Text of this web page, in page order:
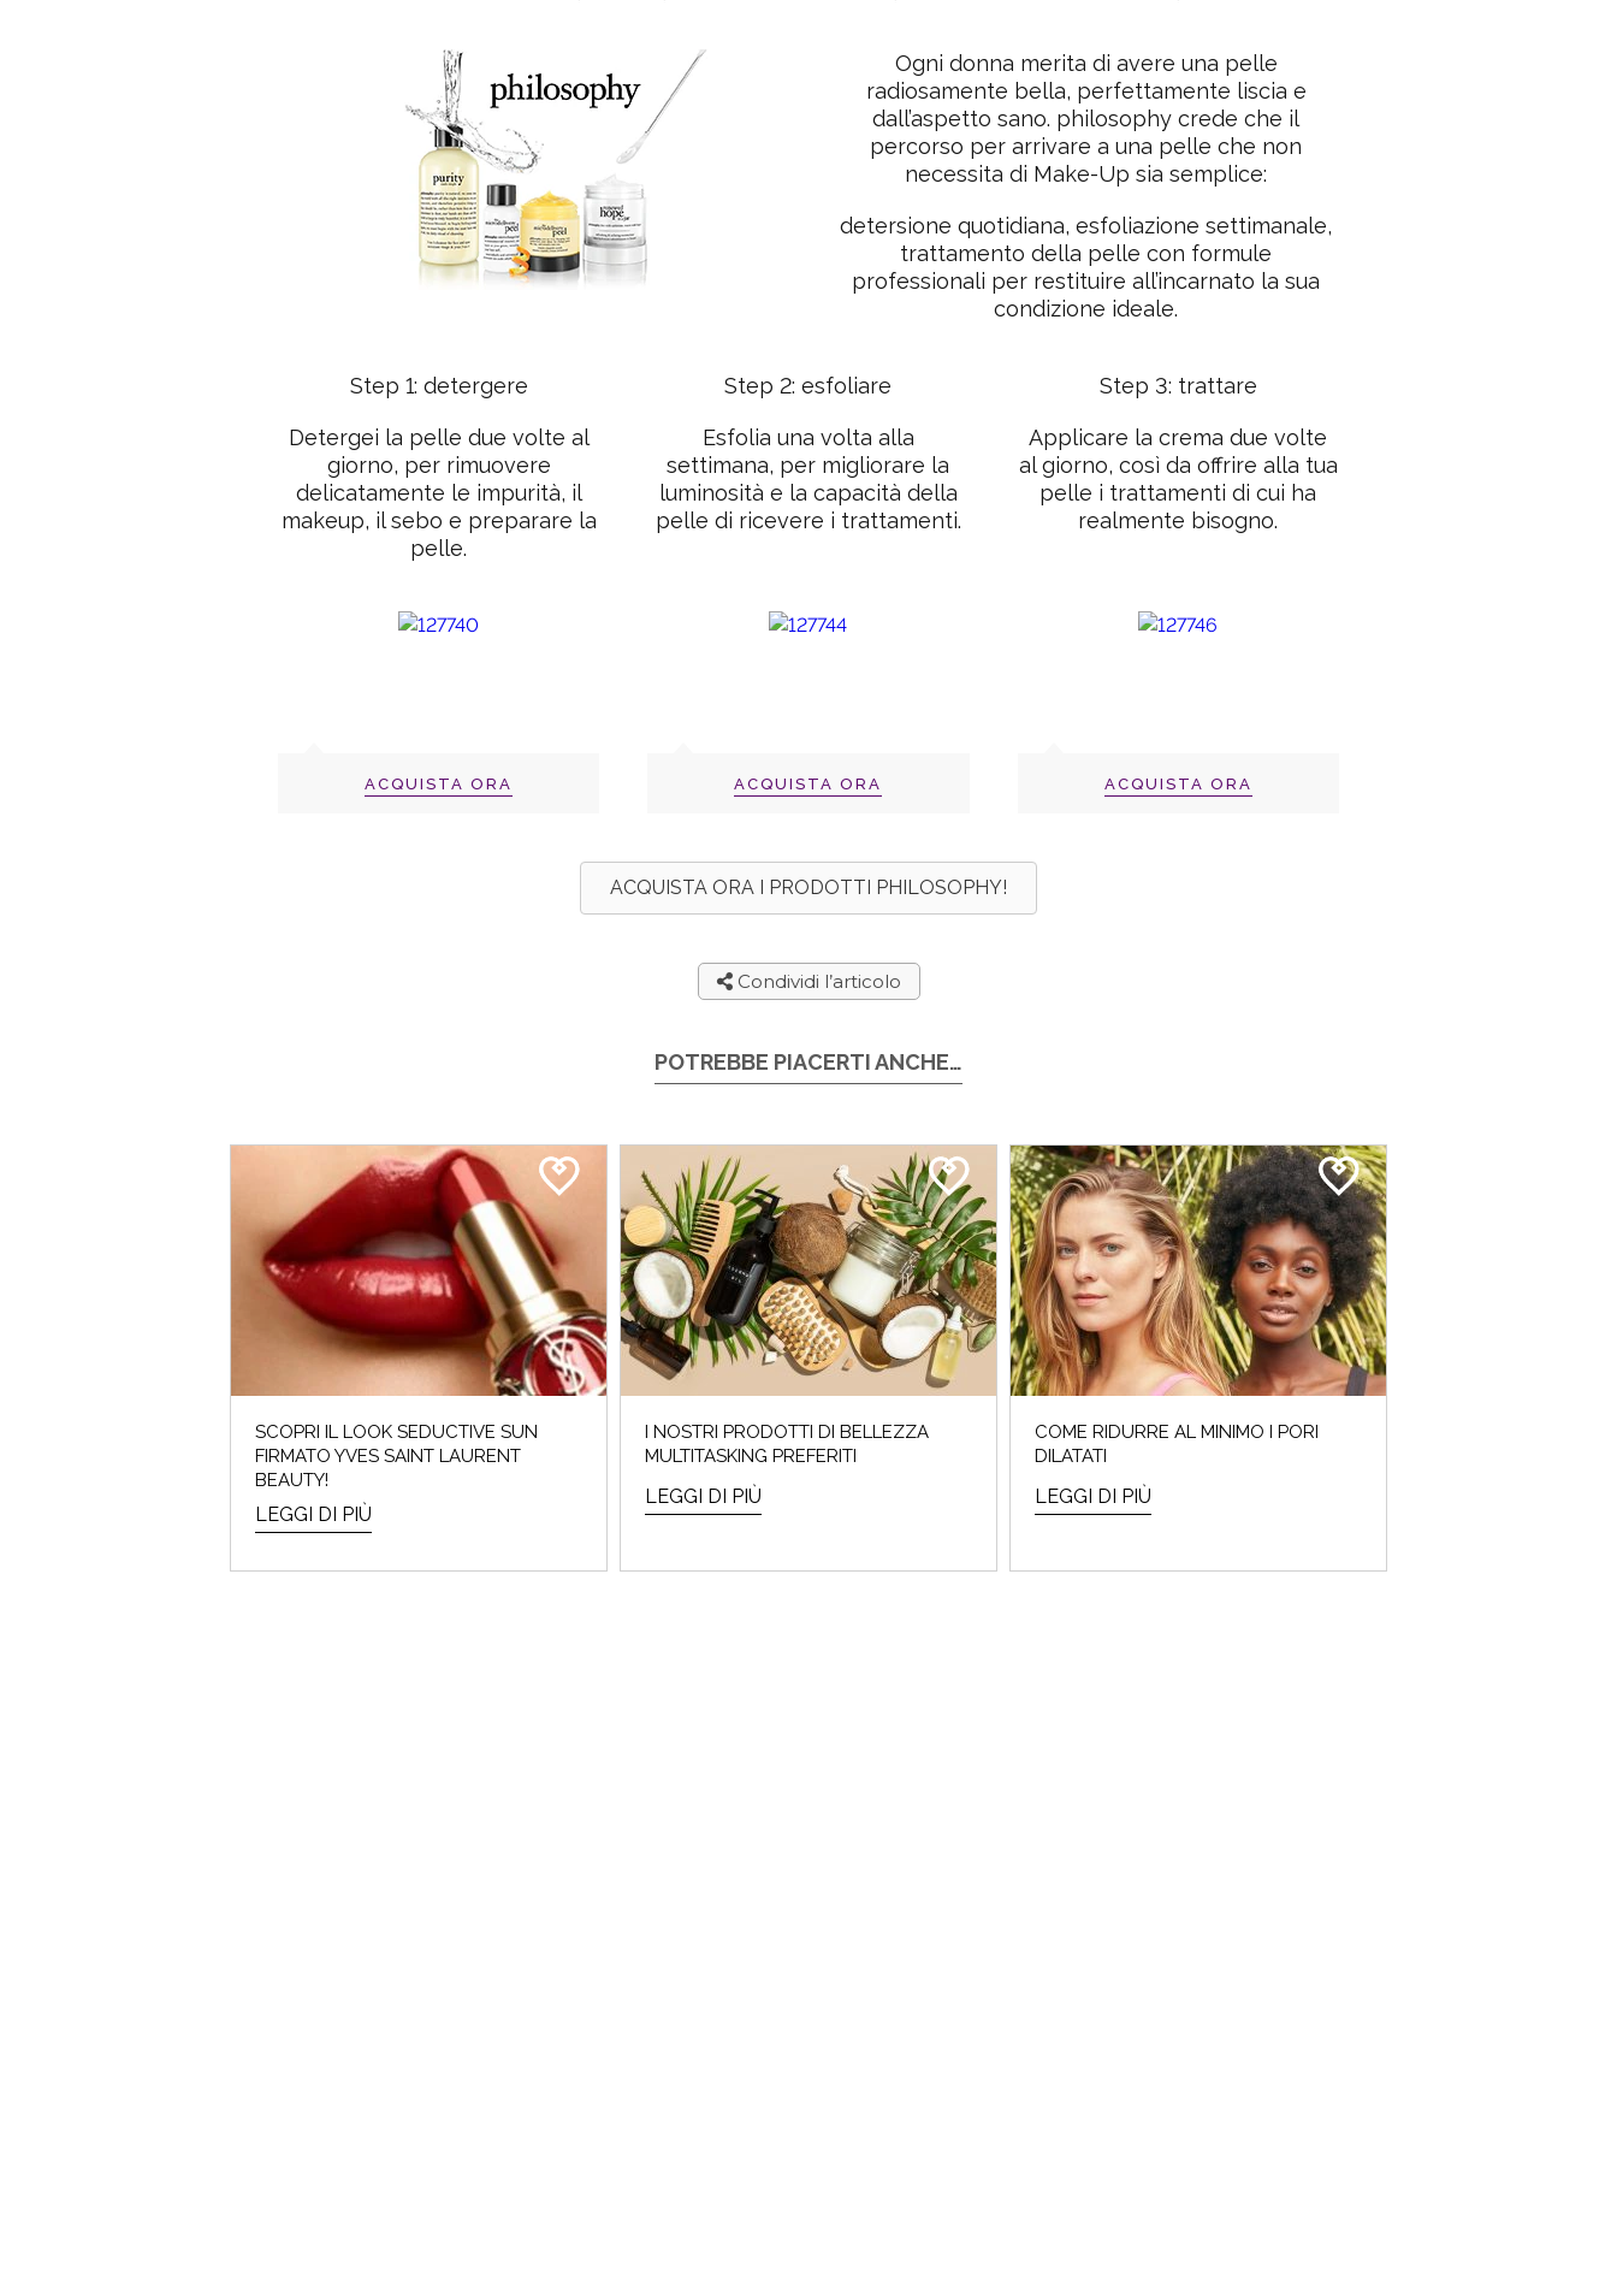
Ogni donna merita di avere una pelle
radiosamente bella, perfettamente liscia e
dall’aspetto sano. philosophy crede che il
percorso per arrivare a una pelle che non
necessita di Make-Up sia semplice:
detersione quotidiana, esfoliazione settimanale,
trattamento della pelle con formule
professionali per restituire all’incarnato la sua
condizione ideale.
Step 1: detergere
Detergei la pelle due volte al
giorno, per rimuovere
delicatamente le impurità, il
makeup, il sebo e preparare la
pelle.
Step 2: esfoliare
Esfolia una volta alla
settimana, per migliorare la
luminosità e la capacità della
pelle di ricevere i trattamenti.
Step 3: trattare
Applicare la crema due volte
al giorno, così da offrire alla tua
pelle i trattamenti di cui ha
realmente bisogno.
ACQUISTA ORA ACQUISTA ORA ACQUISTA ORA
ACQUISTA ORA I PRODOTTI PHILOSOPHY!
Condividi l’articolo
POTREBBE PIACERTI ANCHE…
SCOPRI IL LOOK SEDUCTIVE SUN
FIRMATO YVES SAINT LAURENT
BEAUTY!
LEGGI DI PIÙ
I NOSTRI PRODOTTI DI BELLEZZA
MULTITASKING PREFERITI
LEGGI DI PIÙ
COME RIDURRE AL MINIMO I PORI
DILATATI
LEGGI DI PIÙ